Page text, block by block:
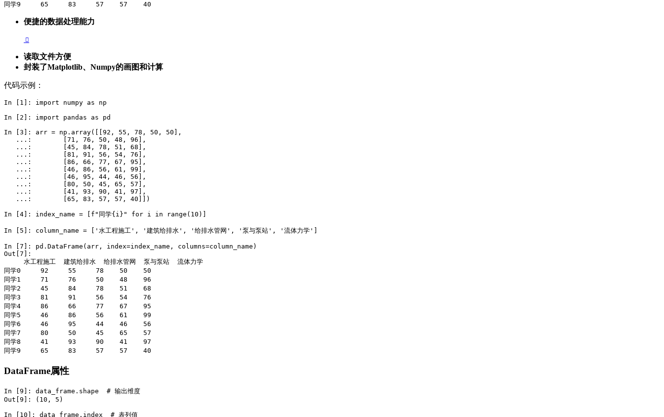
同学9     65     83     57    57    40
便捷的数据处理能力
读取文件方便
封装了Matplotlib、Numpy的画图和计算
代码示例：
In [1]: import numpy as np
In [2]: import pandas as pd
In [3]: arr = np.array([[92, 55, 78, 50, 50],
   ...:        [71, 76, 50, 48, 96],
   ...:        [45, 84, 78, 51, 68],
   ...:        [81, 91, 56, 54, 76],
   ...:        [86, 66, 77, 67, 95],
   ...:        [46, 86, 56, 61, 99],
   ...:        [46, 95, 44, 46, 56],
   ...:        [80, 50, 45, 65, 57],
   ...:        [41, 93, 90, 41, 97],
   ...:        [65, 83, 57, 57, 40]])
In [4]: index_name = [f"同学{i}" for i in range(10)]
In [5]: column_name = ['水工程施工', '建筑给排水', '给排水管网', '泵与泵站', '流体力学']
In [7]: pd.DataFrame(arr, index=index_name, columns=column_name)
Out[7]:
     水工程施工  建筑给排水  给排水管网  泵与泵站  流体力学
同学0     92     55     78    50    50
同学1     71     76     50    48    96
同学2     45     84     78    51    68
同学3     81     91     56    54    76
同学4     86     66     77    67    95
同学5     46     86     56    61    99
同学6     46     95     44    46    56
同学7     80     50     45    65    57
同学8     41     93     90    41    97
同学9     65     83     57    57    40
DataFrame属性
In [9]: data_frame.shape  # 输出维度
Out[9]: (10, 5)
In [10]: data_frame.index  # 表列值